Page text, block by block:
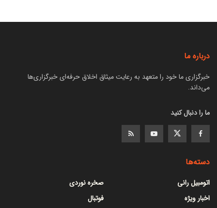
درباره ما
خبرگزاری ما خود را متعهد به رعایت میثاق اخلاق حرفه‌ای خبرگزاری‌ها
می‌داند.
ما را دنبال کنید
دسته‌ها
اتومبیل رانی
اخبار ویژه
صخره نوردی
فوتبال